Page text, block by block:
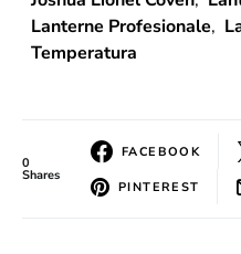
Lanterne Profesionale,
Temperatura
0
Shares
FACEBOOK
PINTEREST